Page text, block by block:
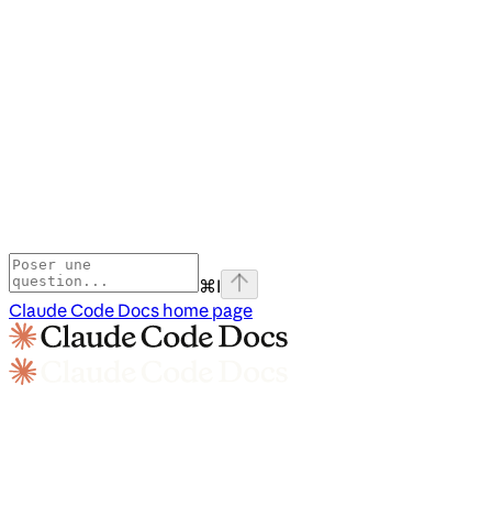
⌘I
Claude Code Docs home page